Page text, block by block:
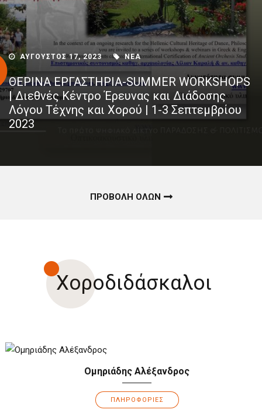
ΑΥΓΟΥΣΤΟΣ 17, 2023 ΝΕΑ
ΘΕΡΙΝΑ ΕΡΓΑΣΤΗΡΙΑ-SUMMER WORKSHOPS
| Διεθνές Κέντρο Έρευνας και Διάδοσης
Λόγου Τέχνης και Χορού | 1-3 Σεπτεμβρίου
2023
ΠΡΟΒΟΛΗ ΟΛΩΝ
Χοροδιδάσκαλοι
Ομηριάδης Αλέξανδρος
ΠΛΗΡΟΦΟΡΙΕΣ